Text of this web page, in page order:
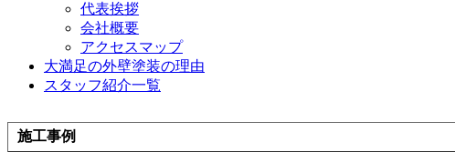
代表挨拶
会社概要
アクセスマップ
大満足の外壁塗装の理由
スタッフ紹介一覧
施工事例